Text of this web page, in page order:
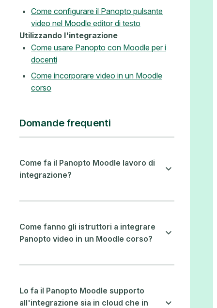
Come configurare il Panopto pulsante
video nel Moodle editor di testo
Utilizzando l'integrazione
Come usare Panopto con Moodle per i
docenti
Come incorporare video in un Moodle
corso
Domande frequenti
Come fa il Panopto Moodle lavoro di
integrazione?
Come fanno gli istruttori a integrare
Panopto video in un Moodle corso?
Lo fa il Panopto Moodle supporto
all'integrazione sia in cloud che in